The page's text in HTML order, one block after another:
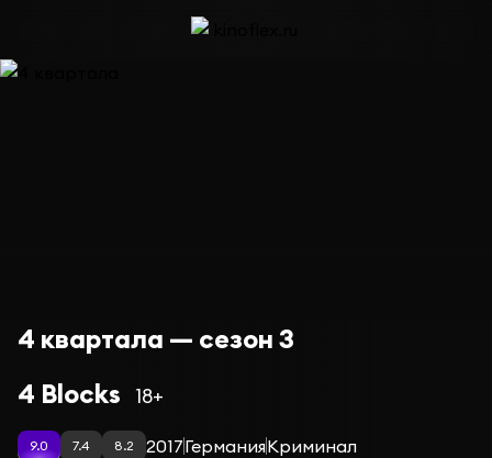
4 квартала — сезон 3
4 Blocks
18+
9.0 7.4 8.2 2017ГерманияКриминал